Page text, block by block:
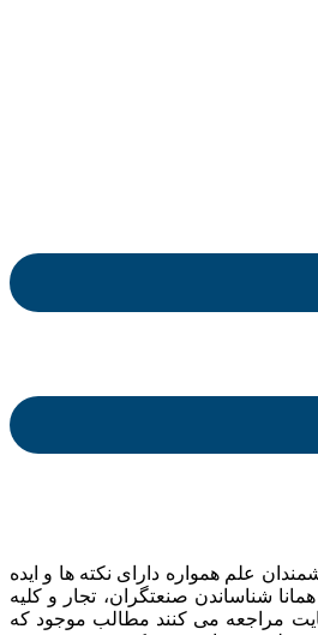
علم همواره دارای نکته ها و ایده
شناساندن صنعتگران، تجار و کلیه
مراجعه می کنند مطالب موجود که